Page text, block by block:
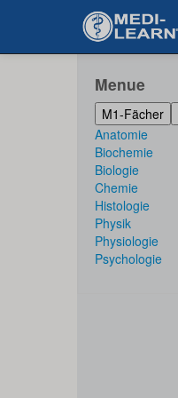
Menue
M1-Fächer
Anatomie
Biochemie
Biologie
Chemie
Histologie
Physik
Physiologie
Psychologie